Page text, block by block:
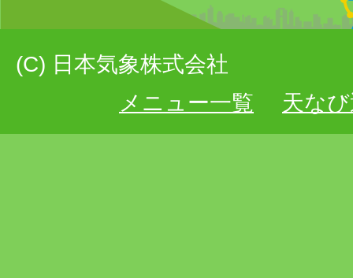
(C) 日本気象株式会社
メニュー一覧
天な